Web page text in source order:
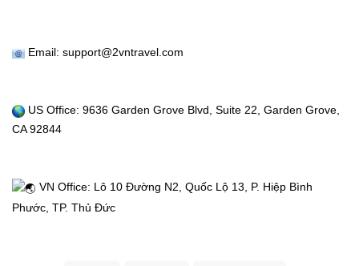
Máy
Tour
Miễn
Thị
Email: support@2vntravel.com
US Office: 9636 Garden Grove Blvd, Suite 22, Garden Grove,
CA 92844
VN Office: Lô 10 Đường N2, Quốc Lộ 13, P. Hiệp Bình
Phước, TP. Thủ Đức